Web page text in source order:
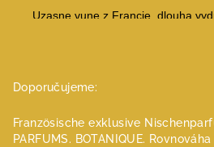
Doporučujeme:
Französische exklusive
PARFUMS. BOTANIQUE.